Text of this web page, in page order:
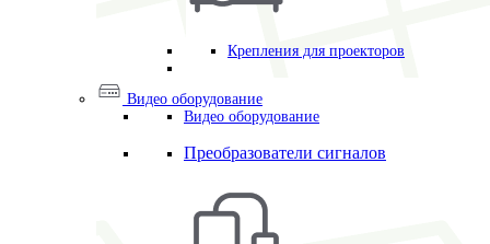
Крепления для проекторов
Видео оборудование
Видео оборудование
Преобразователи сигналов